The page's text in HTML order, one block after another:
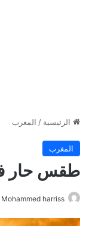
الرئيسية / المغرب
المغرب
طقس حار
Mohammed harriss